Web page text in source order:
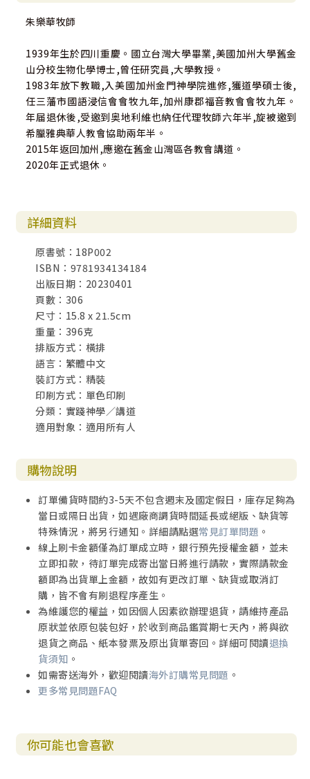
朱樂華牧師
1939年生於四川重慶。國立台灣大學畢業,美國加州大學舊金
山分校生物化學博士,曾任研究員,大學教授。
1983年放下教職,入美國加州金門神學院進修,獲道學碩士後,
任三藩市國語浸信會會牧九年,加州康郡福音教會會牧九年。
年届退休後,受邀到奥地利維也納任代理牧師六年半,旋被邀到
希臘雅典華人教會協助兩年半。
2015年返回加州,應邀在舊金山灣區各教會講道。
2020年正式退休。
詳細資料
原書號：18P002
ISBN：9781934134184
出版日期：20230401
頁數：306
尺寸：15.8 x 21.5cm
重量：396克
排版方式：橫排
語言：繁體中文
裝訂方式：精裝
印刷方式：單色印刷
分類：實踐神學／講道
適用對象：適用所有人
購物說明
訂單備貨時間約3-5天不包含週末及國定假日，庫存足夠為
當日或隔日出貨，如遇廠商調貨時間延長或絕版、缺貨等
特殊情況，將另行通知。詳細請點選常見訂單問題 。
線上刷卡金額僅為訂單成立時，銀行預先授權金額，並未
立即扣款，待訂單完成寄出當日將進行請款，實際請款金
額即為出貨單上金額，故如有更改訂單、缺貨或取消訂
購，皆不會有刷退程序產生。
為維護您的權益，如因個人因素欲辦理退貨，請維持產品
原狀並依原包裝包好，於收到商品鑑賞期七天內，將與欲
退貨之商品、紙本發票及原出貨單寄回。詳細可閱讀退換
貨須知 。
如需寄送海外，歡迎閱讀海外訂購常見問題 。
更多常見問題FAQ
你可能也會喜歡